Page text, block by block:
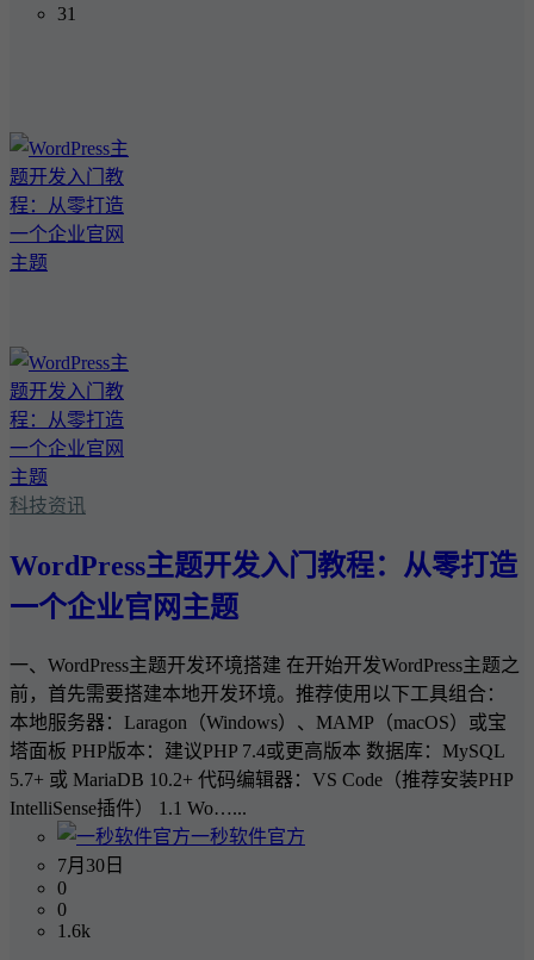
31
科技资讯
WordPress主题开发入门教程：从零打造
一个企业官网主题
一、WordPress主题开发环境搭建 在开始开发WordPress主题之
前，首先需要搭建本地开发环境。推荐使用以下工具组合：
本地服务器：Laragon（Windows）、MAMP（macOS）或宝
塔面板 PHP版本：建议PHP 7.4或更高版本 数据库：MySQL
5.7+ 或 MariaDB 10.2+ 代码编辑器：VS Code（推荐安装PHP
IntelliSense插件） 1.1 Wo…...
一秒软件官方
7月30日
0
0
1.6k